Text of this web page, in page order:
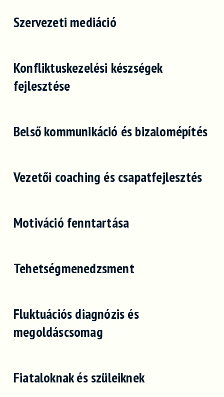
Szervezeti mediáció
Konfliktuskezelési készségek
fejlesztése
Belső kommunikáció és bizalomépítés
Vezetői coaching és csapatfejlesztés
Motiváció fenntartása
Tehetségmenedzsment
Fluktuációs diagnózis és
megoldáscsomag
Fiataloknak és szüleiknek